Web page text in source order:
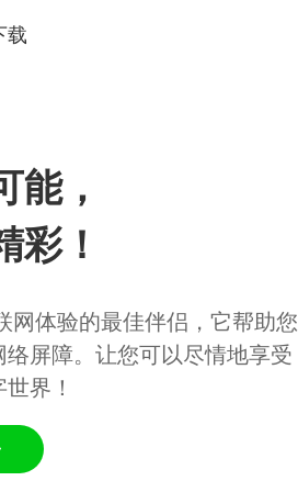
载
能，
彩！
网体验的最佳伴侣，它帮助您
屏障。让您可以尽情地享受
界！